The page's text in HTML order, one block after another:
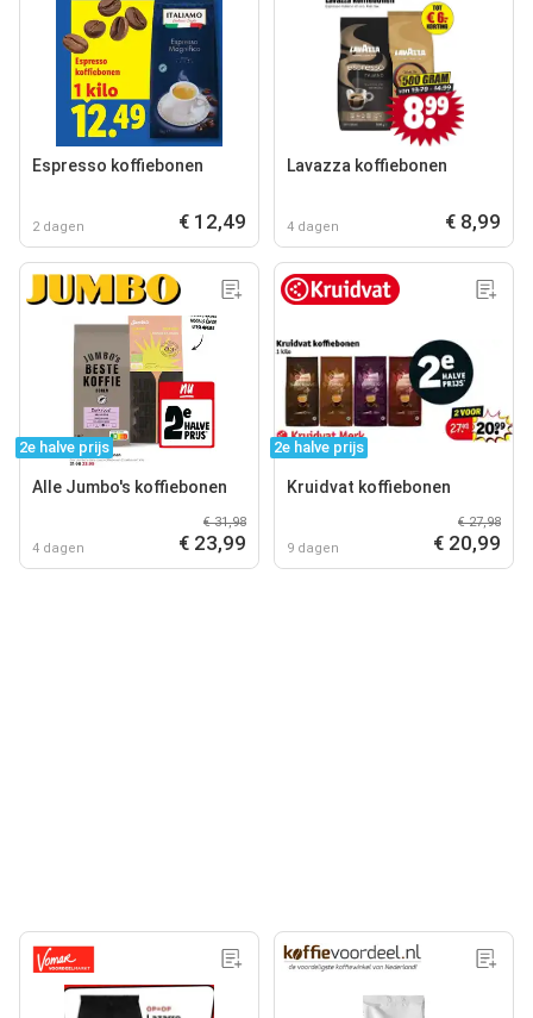
Espresso koffiebonen
2 dagen € 12,49
Lavazza koffiebonen
4 dagen € 8,99
2e halve prijs
Alle Jumbo's koffiebonen
4 dagen
€ 31,98
€ 23,99
2e halve prijs
Kruidvat koffiebonen
9 dagen
€ 27,98
€ 20,99